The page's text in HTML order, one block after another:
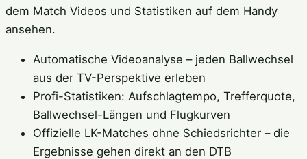
dem Match Videos und Statistiken auf dem Handy
ansehen.
Automatische Videoanalyse – jeden Ballwechsel
aus der TV-Perspektive erleben
Profi-Statistiken: Aufschlagtempo, Trefferquote,
Ballwechsel-Längen und Flugkurven
Offizielle LK-Matches ohne Schiedsrichter – die
Ergebnisse gehen direkt an den DTB